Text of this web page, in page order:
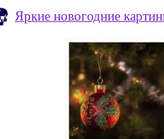
Яркие новогодние